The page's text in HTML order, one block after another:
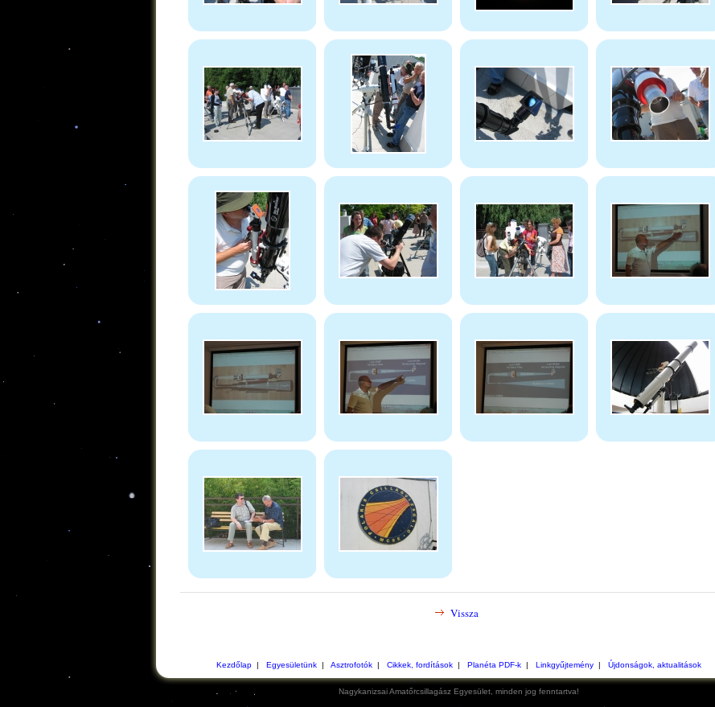
Vissza
Kezdőlap| Egyesületünk| Asztrofotók| Cikkek, fordítások| Planéta PDF-k| Linkgyűjtemény| Újdonságok, aktualitások
Nagykanizsai Amatőrcsillagász Egyesület, minden jog fenntartva!